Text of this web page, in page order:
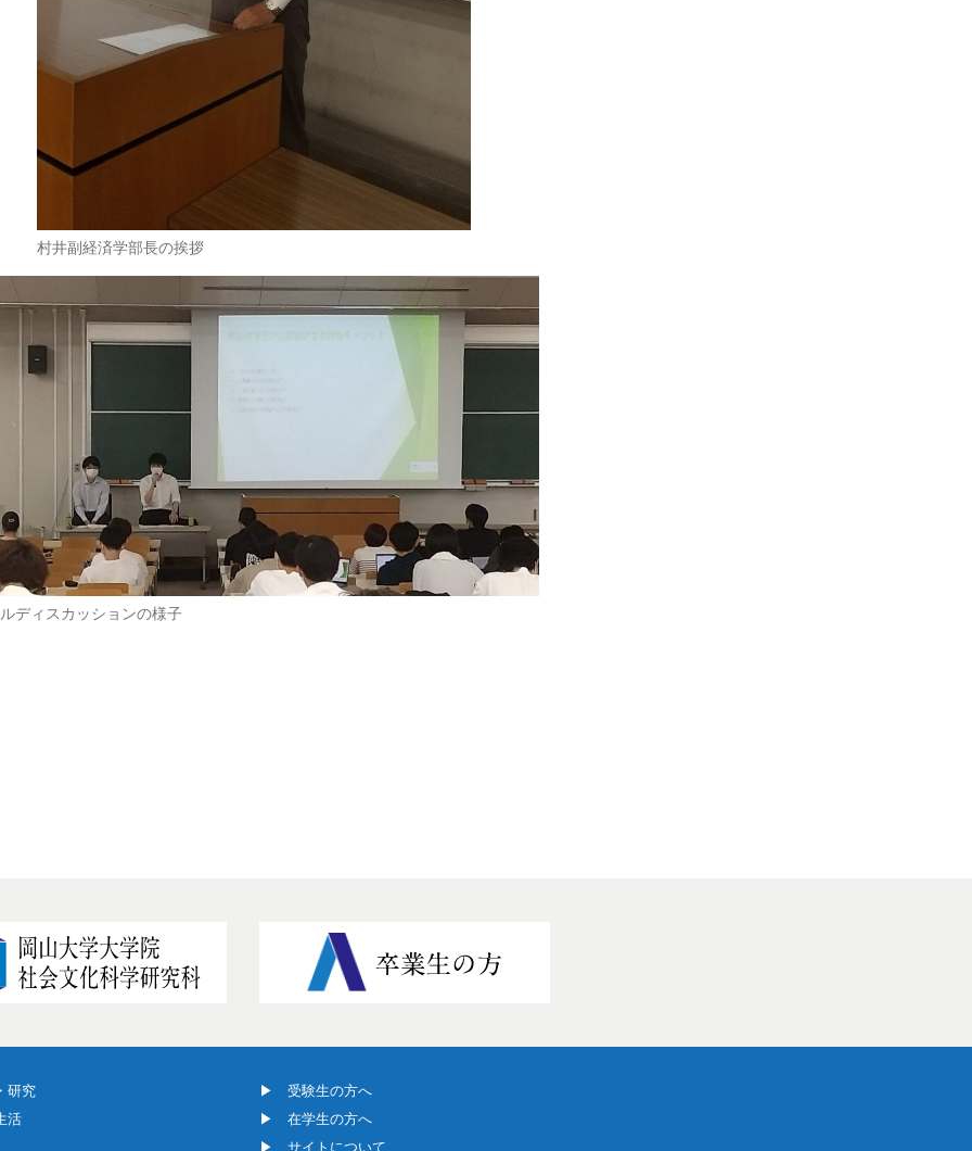
村井副経済学部長の挨拶
ディスカッションの様子
研究
活
受験生の方へ
在学生の方へ
サイトについて